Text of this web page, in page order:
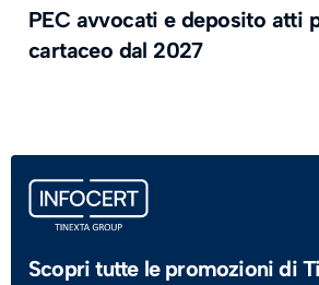
PEC avvocati e deposito atti
cartaceo dal 2027
Scopri tutte le promozioni di